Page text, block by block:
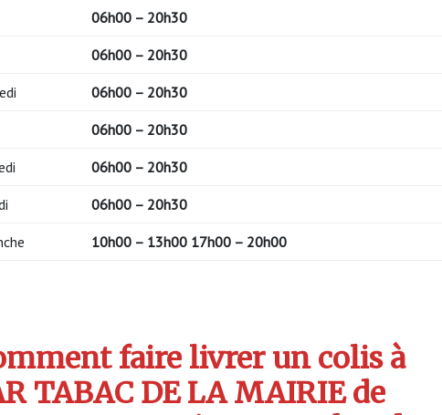
06h00 – 20h30
06h00 – 20h30
06h00 – 20h30
06h00 – 20h30
06h00 – 20h30
06h00 – 20h30
10h00 – 13h00 17h00 – 20h00
faire livrer un colis à
TABAC DE LA MAIRIE de